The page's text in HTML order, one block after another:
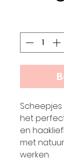
het
en
met
werken.